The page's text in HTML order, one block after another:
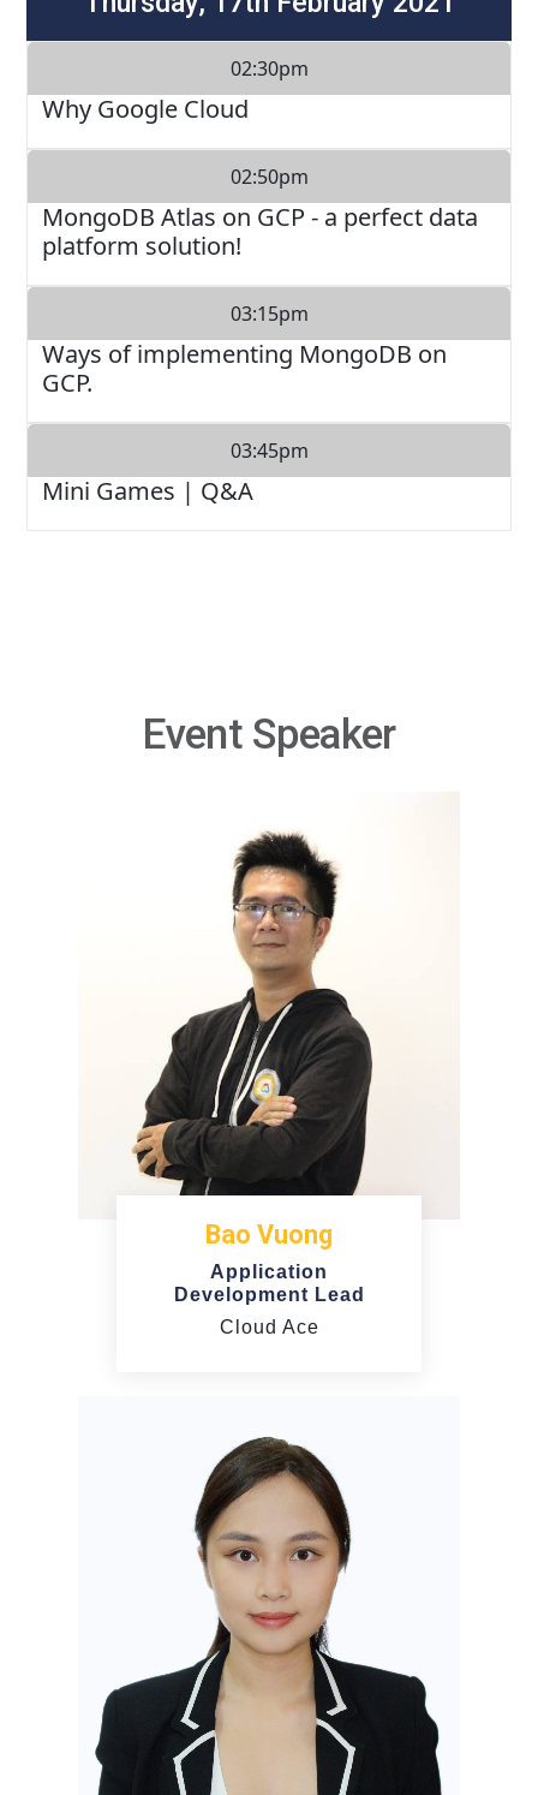
02:30pm
Why Google Cloud
02:50pm
MongoDB Atlas on GCP - a perfect data
platform solution!
03:15pm
Ways of implementing MongoDB on
GCP.
03:45pm
Mini Games | Q&A
Event Speaker
Bao Vuong
Application
Development Lead
Cloud Ace